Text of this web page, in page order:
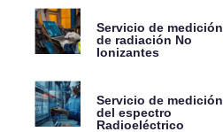
Servicio de medición
de radiación No
Ionizantes
Servicio de medición
del espectro
Radioeléctrico